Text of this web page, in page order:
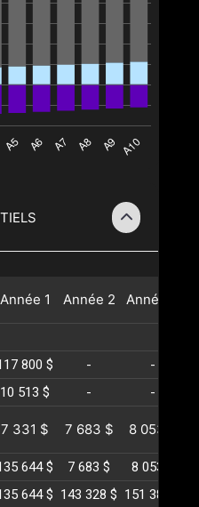
Année 1 Année 2 Année
800 $ -
-
10 513 $ -
-
7 331 $ 7 683 $ 8 053 $
644 $ 7 683 $ 8 053 $
644 $ 143 328 $ 151 381 $